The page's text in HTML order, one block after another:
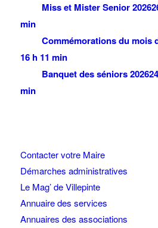
Miss et Mister Senior 2026
min
Commémorations du mois
16 h 11 min
Banquet des séniors 2026
min
Contacter votre Maire
Démarches administratives
Le Mag’ de Villepinte
Annuaire des services
Annuaires des associations